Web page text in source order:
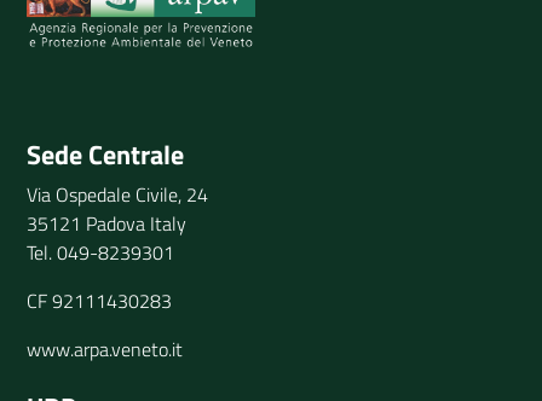
Sede Centrale
Via Ospedale Civile, 24
35121 Padova Italy
Tel. 049-8239301
CF 92111430283
www.arpa.veneto.it